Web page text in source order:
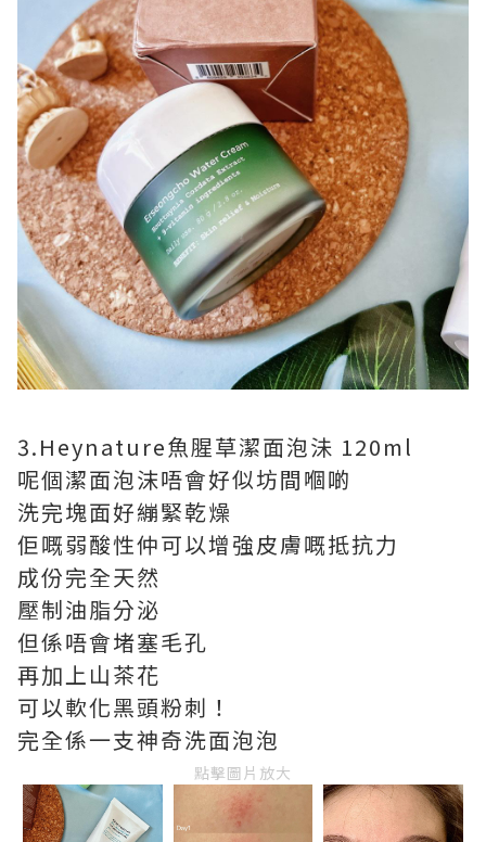
3.Heynature魚腥草潔面泡沬 120ml
呢個潔面泡沫唔會好似坊間嗰啲
洗完塊面好繃緊乾燥
佢嘅弱酸性仲可以增強皮膚嘅抵抗力
成份完全天然
壓制油脂分泌
但係唔會堵塞毛孔
再加上山茶花
可以軟化黑頭粉刺！
完全係一支神奇洗面泡泡
點擊圖片放大